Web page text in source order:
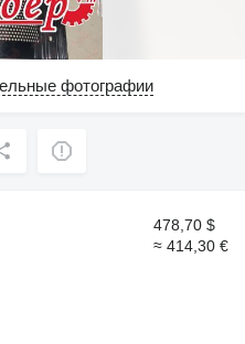
фотографии
478,70 $
≈ 414,30 €